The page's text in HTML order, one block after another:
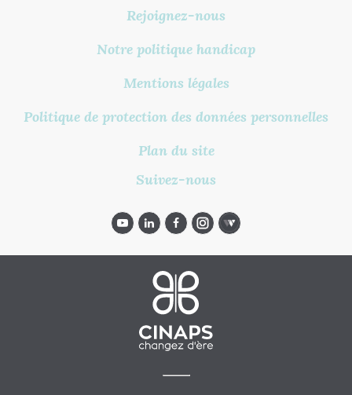
Rejoignez-nous
Notre politique handicap
Mentions légales
Politique de protection des données personnelles
Plan du site
Suivez-nous